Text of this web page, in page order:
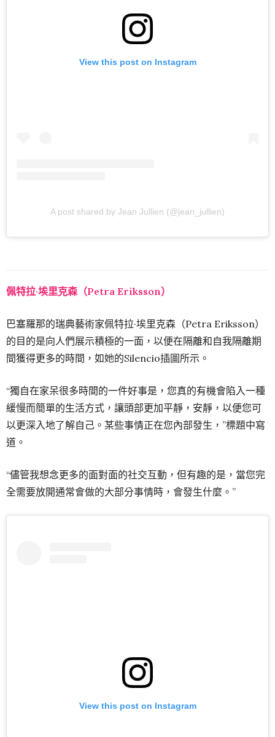
View this post on Instagram
A post shared by Jean Jullien (@jean_jullien)
佩特拉·埃里克森（Petra Eriksson）
巴塞羅那的瑞典藝術家佩特拉·埃里克森（Petra Eriksson）
的目的是向人們展示積極的一面，以便在隔離和自我隔離期
間獲得更多的時間，如她的Silencio插圖所示。
“獨自在家呆很多時間的一件好事是，您真的有機會陷入一種
緩慢而簡單的生活方式，讓頭部更加平靜，安靜，以便您可
以更深入地了解自己。某些事情正在您內部發生，”標題中寫
道。
“儘管我想念更多的面對面的社交互動，但有趣的是，當您完
全需要放開通常會做的大部分事情時，會發生什麼。”
View this post on Instagram